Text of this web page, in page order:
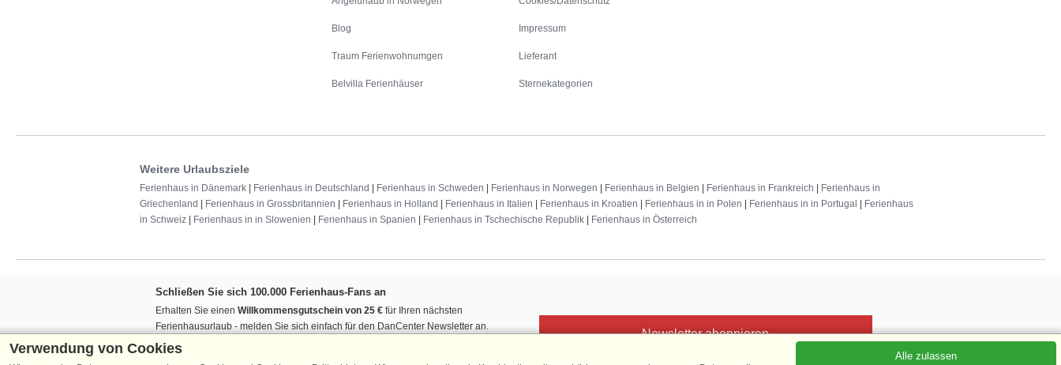
Blog
Traum Ferienwohnumgen
Belvilla Ferienhäuser
Impressum
Lieferant
Sternekategorien
Weitere Urlaubsziele
Ferienhaus in Dänemark Ferienhaus in Deutschland Ferienhaus in Schweden Ferienhaus in Norwegen Ferienhaus in Belgien Ferienhaus in Frankreich
Ferienhaus in
Griechenland
Ferienhaus in Grossbritannien Ferienhaus in Holland Ferienhaus in Italien Ferienhaus in Kroatien Ferienhaus in in Polen Ferienhaus in in Portugal
Ferienhaus
in Schweiz
Ferienhaus in in Slowenien Ferienhaus in Spanien Ferienhaus in Tschechische Republik Ferienhaus in Österreich
Schließen Sie sich 100.000 Ferienhaus-Fans an
Erhalten Sie einen Willkommensgutschein von 25 € für Ihren nächsten
Ferienhausurlaub - melden Sie sich einfach für den DanCenter Newsletter an.
Verpassen Sie nie wieder exklusive Angebote, Gewinnspiele und Urlaubstipps!
Newsletter abonnieren
Verwendung von Cookies Alle zulassen